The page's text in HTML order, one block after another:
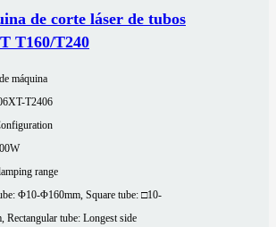
de corte láser de tubos
T160/T240
máquina
XT-T2406
range
Φ10-Φ160mm, Square tube: □10-
Rectangular tube: Longest side